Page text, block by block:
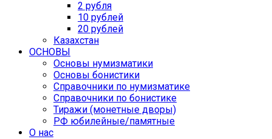
2 рубля
10 рублей
20 рублей
Казахстан
ОСНОВЫ
Основы нумизматики
Основы бонистики
Справочники по нумизматике
Справочники по бонистике
Тиражи (монетные дворы)
РФ юбилейные/памятные
О нас